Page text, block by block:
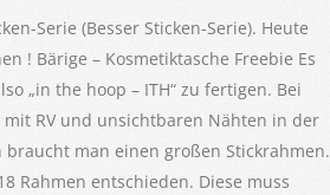
Serie (Besser Sticken-Serie). Heute
! Bärige – Kosmetiktasche Freebie Es
„in the hoop – ITH“ zu fertigen. Bei
RV und unsichtbaren Nähten in der
man einen großen Stickrahmen.
Rahmen entschieden. Diese muss